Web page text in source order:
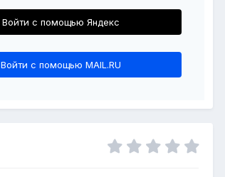
Войти с помощью Яндекс
Войти с помощью MAIL.RU